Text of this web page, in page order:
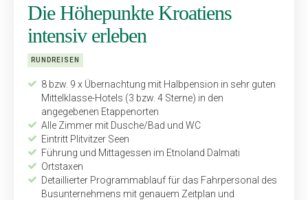
Die Höhepunkte Kroatiens
intensiv erleben
RUNDREISEN
8 bzw. 9 x Übernachtung mit Halbpension in sehr guten
Mittelklasse-Hotels (3 bzw. 4 Sterne) in den
angegebenen Etappenorten
Alle Zimmer mit Dusche/Bad und WC
Eintritt Plitvitzer Seen
Führung und Mittagessen im Etnoland Dalmati
Ortstaxen
Detaillierter Programmablauf für das Fahrpersonal des
Bus­unternehmens mit genauem Zeitplan und